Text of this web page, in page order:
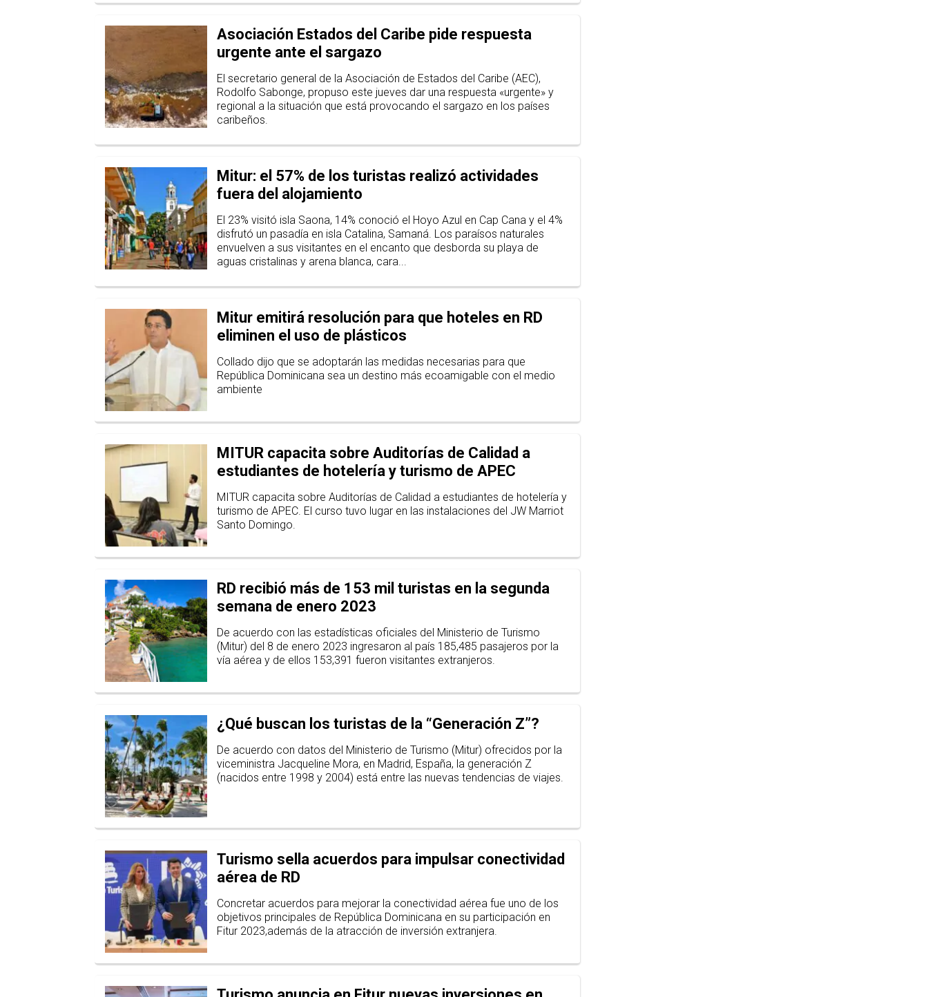
Asociación Estados del Caribe pide respuesta
urgente ante el sargazo
El secretario general de la Asociación de Estados del Caribe (AEC),
Rodolfo Sabonge, propuso este jueves dar una respuesta «urgente» y
regional a la situación que está provocando el sargazo en los países
caribeños.
Mitur: el 57% de los turistas realizó actividades
fuera del alojamiento
El 23% visitó isla Saona, 14% conoció el Hoyo Azul en Cap Cana y el 4%
disfrutó un pasadía en isla Catalina, Samaná. Los paraísos naturales
envuelven a sus visitantes en el encanto que desborda su playa de
aguas cristalinas y arena blanca, cara...
Mitur emitirá resolución para que hoteles en RD
eliminen el uso de plásticos
Collado dijo que se adoptarán las medidas necesarias para que
República Dominicana sea un destino más ecoamigable con el medio
ambiente
MITUR capacita sobre Auditorías de Calidad a
estudiantes de hotelería y turismo de APEC
MITUR capacita sobre Auditorías de Calidad a estudiantes de hotelería y
turismo de APEC. El curso tuvo lugar en las instalaciones del JW Marriot
Santo Domingo.
RD recibió más de 153 mil turistas en la segunda
semana de enero 2023
De acuerdo con las estadísticas oficiales del Ministerio de Turismo
(Mitur) del 8 de enero 2023 ingresaron al país 185,485 pasajeros por la
vía aérea y de ellos 153,391 fueron visitantes extranjeros.
¿Qué buscan los turistas de la “Generación Z”?
De acuerdo con datos del Ministerio de Turismo (Mitur) ofrecidos por la
viceministra Jacqueline Mora, en Madrid, España, la generación Z
(nacidos entre 1998 y 2004) está entre las nuevas tendencias de viajes.
Turismo sella acuerdos para impulsar conectividad
aérea de RD
Concretar acuerdos para mejorar la conectividad aérea fue uno de los
objetivos principales de República Dominicana en su participación en
Fitur 2023,además de la atracción de inversión extranjera.